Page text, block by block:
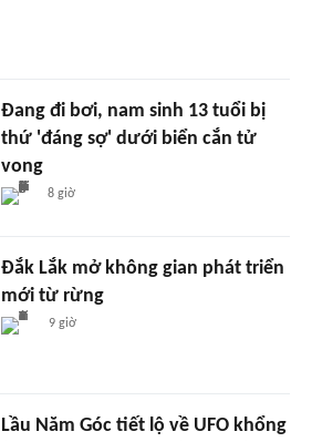
Đang đi bơi, nam sinh 13 tuổi bị
thứ 'đáng sợ' dưới biển cắn tử
vong
8 giờ
Đắk Lắk mở không gian phát triển
mới từ rừng
9 giờ
Lầu Năm Góc tiết lộ về UFO khổng